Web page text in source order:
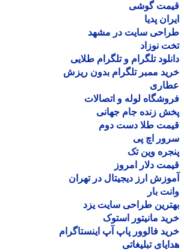
گوشی
پدیا
سایت در مشهد
نوزاد
تلگرام و تلگرام طلایی
ممبر تلگرام بدون ریزش
لوله و اتصالات
زنده جام جهانی
طلا دست دوم
اچ پی
وین تک
دلار امروز
ارز دیجیتال در تهران
بار
طراحی سایت یزد
مانیتور استوک
فالوور پاپ آپ اینستاگرام
تبلیغاتی